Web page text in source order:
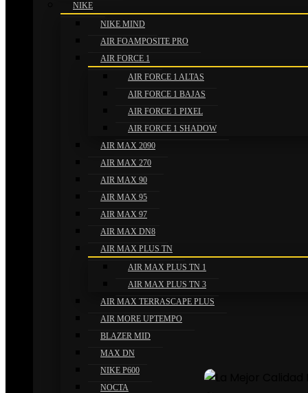
NIKE
NIKE MIND
AIR FOAMPOSITE PRO
AIR FORCE 1
AIR FORCE 1 ALTAS
AIR FORCE 1 BAJAS
AIR FORCE 1 PIXEL
AIR FORCE 1 SHADOW
AIR MAX 2090
AIR MAX 270
AIR MAX 90
AIR MAX 95
AIR MAX 97
AIR MAX DN8
AIR MAX PLUS TN
AIR MAX PLUS TN 1
AIR MAX PLUS TN 3
AIR MAX TERRASCAPE PLUS
AIR MORE UPTEMPO
BLAZER MID
MAX DN
NIKE P600
NOCTA